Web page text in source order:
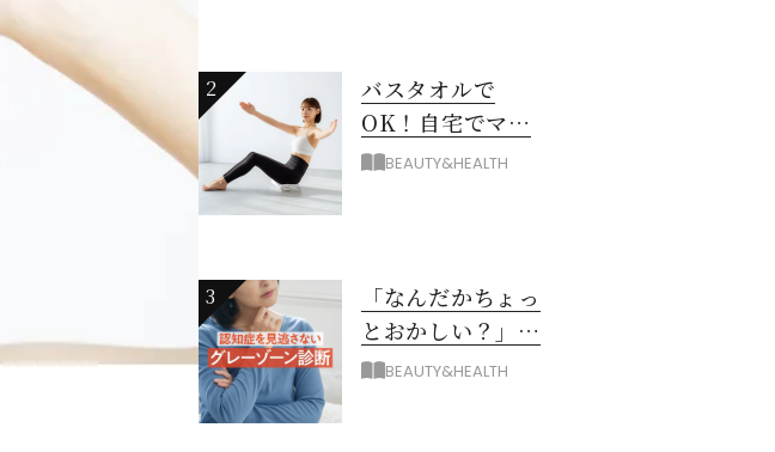
2
バスタオルで
OK！自宅でマシ
ン級に骨から整え
BEAUTY&HEALTH
3
「なんだかちょっ
とおかしい？」を
見逃さない！ 認知
BEAUTY&HEALTH